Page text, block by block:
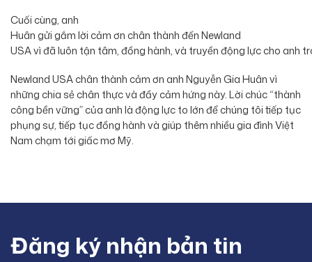
Cuối cùng, anh
Huân gửi gắm lời cảm ơn chân thành đến Newland
USA vì đã luôn tận tâm, đồng hành, và truyền động lực cho anh
Newland USA chân thành cảm ơn anh Nguyễn Gia Huân vì
những chia sẻ chân thực và đầy cảm hứng này. Lời chúc “thành
công bền vững” của anh là động lực to lớn để chúng tôi tiếp tục
phụng sự, tiếp tục đồng hành và giúp thêm nhiều gia đình Việt
Nam chạm tới giấc mơ Mỹ.
Đăng ký nhận bản tin